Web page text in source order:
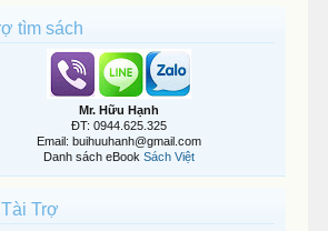
tìm sách
Mr. Hữu Hạnh
ĐT: 0944.625.325
Email: buihuuhanh@gmail.com
Danh sách eBook Sách Việt
Trợ